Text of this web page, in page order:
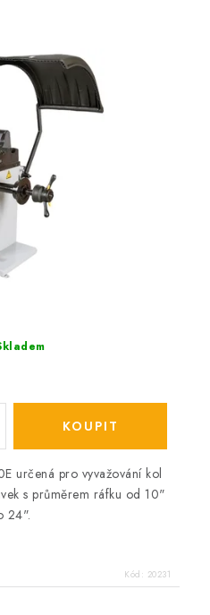
určená pro vyvažování kol
s průměrem ráfku od 10"
24".
Kód: 20231